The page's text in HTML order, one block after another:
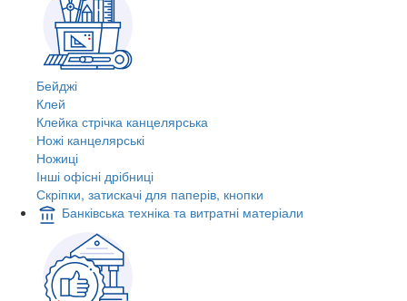
Бейджі
Клей
Клейка стрічка канцелярська
Ножі канцелярські
Ножиці
Інші офісні дрібниці
Скріпки, затискачі для паперів, кнопки
Банківська техніка та витратні матеріали